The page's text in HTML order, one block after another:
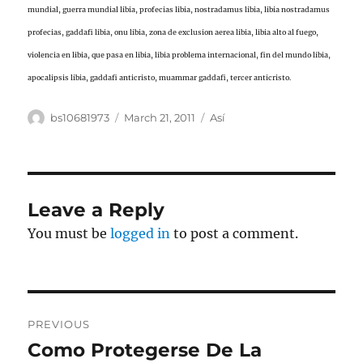
mundial, guerra mundial libia, profecias libia, nostradamus libia, libia nostradamus
profecias, gaddafi libia, onu libia, zona de exclusion aerea libia, libia alto al fuego,
violencia en libia, que pasa en libia, libia problema internacional, fin del mundo libia,
apocalipsis libia, gaddafi anticristo, muammar gaddafi, tercer anticristo.
Author
bs10681973
Posted
March 21, 2011 Categories
Así
Leave a Reply
You must belogged in to post a comment.
navigation
PREVIOUS
Previous
Como Protegerse De La